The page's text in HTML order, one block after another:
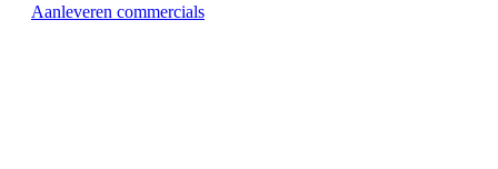
Aanleveren commercials